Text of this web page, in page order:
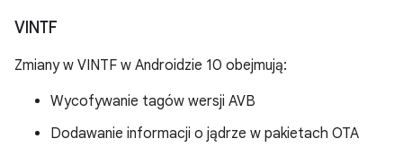
VINTF
Zmiany w VINTF w Androidzie 10 obejmują:
Wycofywanie tagów wersji AVB
Dodawanie informacji o jądrze w pakietach OTA